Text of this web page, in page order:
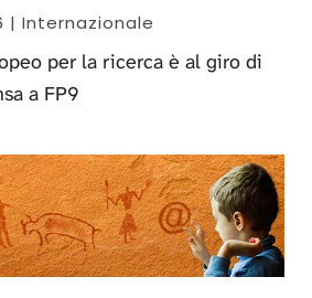
| Internazionale
per la ricerca è al giro di
a FP9